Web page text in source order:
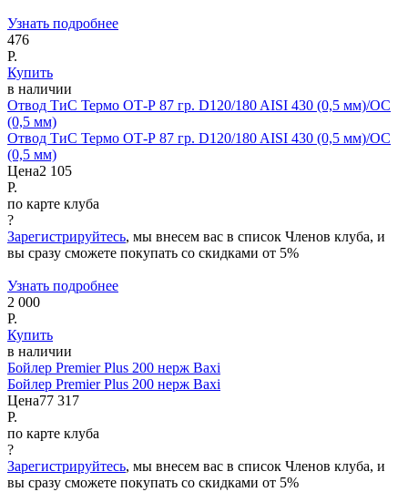
Узнать подробнее
476
Р.
Купить
в наличии
Отвод ТиС Термо ОТ-Р 87 гр. D120/180 AISI 430 (0,5 мм)/ОС
(0,5 мм)
Отвод ТиС Термо ОТ-Р 87 гр. D120/180 AISI 430 (0,5 мм)/ОС
(0,5 мм)
Цена2 105
Р.
по карте клуба
?
Зарегистрируйтесь, мы внесем вас в список Членов клуба, и
вы сразу сможете покупать со скидками от 5%
Узнать подробнее
2 000
Р.
Купить
в наличии
Бойлер Premier Plus 200 нерж Baxi
Бойлер Premier Plus 200 нерж Baxi
Цена77 317
Р.
по карте клуба
?
Зарегистрируйтесь, мы внесем вас в список Членов клуба, и
вы сразу сможете покупать со скидками от 5%